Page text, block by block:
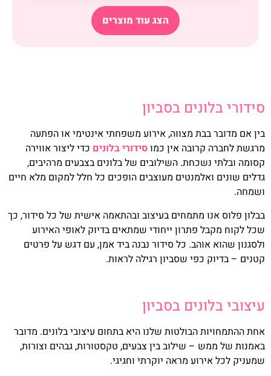
הצג עוד מוצרים
סידורי בלונים בסביון
בין אם מדובר בבת מצווה, אירוע משפחתי אינטימי או הפתעה
מרגשת לחברה קרובה אין כמוסידורי בלונים כדי ליצור אווירה
קסומה ובלתי נשכחת. השילובים של בלונים בצבעים מרהיבים,
גדלים שונים ואלמנטים מעוצבים הופכים כל חלל למקום מלא חיים
ושמחה.
בבלון פלוס אנו מתמחים בעיצוב ובהתאמה אישית של כל סידור, כך
שכל לקוח מקבל פתרון ייחודי שמתאים בדיוק לאופי האירוע
ולסגנון שהוא אוהב. כל סידור נבנה ביד אמן, עם דגש על פרטים
קטנים – בדיוק כפי שסביון רגילה לראות.
עיצובי בלונים בסביון
אחת ההתמחויות הבולטות שלנו היא בתחום עיצובי בלונים. מדובר
באמנות של ממש – שילוב בין צבעים, טקסטורות, גבהים וצורות,
שמעניק לכל אירוע מראה יוקרתי וחגיגי.